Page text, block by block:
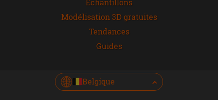
Modélisation 3D gratuites
Tendances
Guides
Belgique